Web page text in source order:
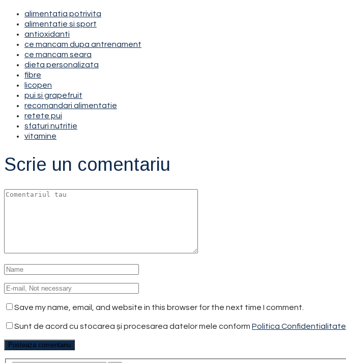
alimentatia potrivita
alimentatie si sport
antioxidanti
ce mancam dupa antrenament
ce mancam seara
dieta personalizata
fibre
licopen
pui si grapefruit
recomandari alimentatie
retete pui
sfaturi nutritie
vitamine
Scrie un comentariu
Save my name, email, and website in this browser for the next time I comment.
Sunt de acord cu stocarea și procesarea datelor mele conform Politica Confidentialitate